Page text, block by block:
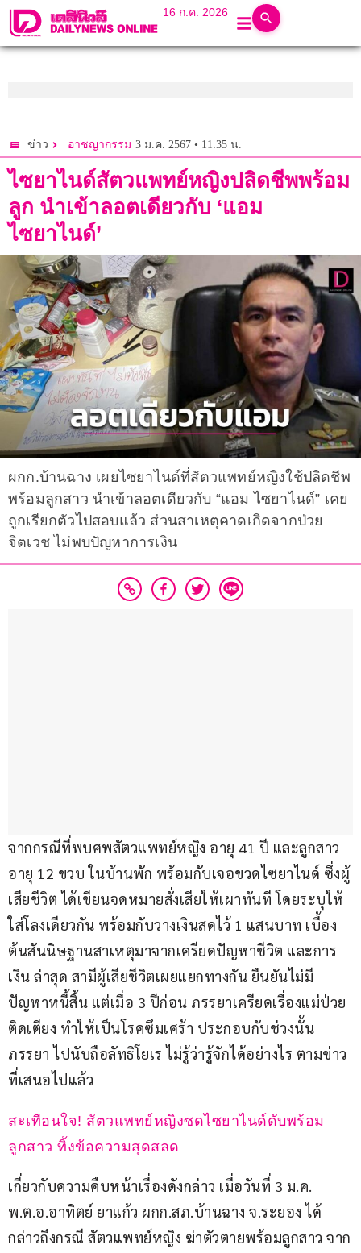
16 ก.ค. 2026
ข่าว อาชญากรรม 3 ม.ค. 2567 • 11:35 น.
ไซยาไนด์สัตวแพทย์หญิงปลิดชีพพร้อม
ลูก นำเข้าลอตเดียวกับ ‘แอม
ไซยาไนด์’
ผกก.บ้านฉาง เผยไซยาไนด์ที่สัตวแพทย์หญิงใช้ปลิดชีพ
พร้อมลูกสาว นำเข้าลอตเดียวกับ “แอม ไซยาไนด์” เคย
ถูกเรียกตัวไปสอบแล้ว ส่วนสาเหตุคาดเกิดจากป่วย
จิตเวช ไม่พบปัญหาการเงิน
จากกรณีที่พบศพสัตวแพทย์หญิง อายุ 41 ปี และลูกสาว
อายุ 12 ขวบ ในบ้านพัก พร้อมกับเจอขวดไซยาไนด์ ซึ่งผู้
เสียชีวิต ได้เขียนจดหมายสั่งเสียให้เผาทันที โดยระบุให้
ใส่โลงเดียวกัน พร้อมกับวางเงินสดไว้ 1 แสนบาท เบื้อง
ต้นสันนิษฐานสาเหตุมาจากเครียดปัญหาชีวิต และการ
เงิน ล่าสุด สามีผู้เสียชีวิตเผยแยกทางกัน ยืนยันไม่มี
ปัญหาหนี้สิ้น แต่เมื่อ 3 ปีก่อน ภรรยาเครียดเรื่องแม่ป่วย
ติดเตียง ทำให้เป็นโรคซึมเศร้า ประกอบกับช่วงนั้น
ภรรยา ไปนับถือลัทธิโยเร ไม่รู้ว่ารู้จักได้อย่างไร ตามข่าว
ที่เสนอไปแล้ว
สะเทือนใจ! สัตวแพทย์หญิงซดไซยาไนด์ดับพร้อม
ลูกสาว ทิ้งข้อความสุดสลด
เกี่ยวกับความคืบหน้าเรื่องดังกล่าว เมื่อวันที่ 3 ม.ค.
พ.ต.อ.อาทิตย์ ยาแก้ว ผกก.สภ.บ้านฉาง จ.ระยอง ได้
กล่าวถึงกรณี สัตวแพทย์หญิง ฆ่าตัวตายพร้อมลูกสาว จาก